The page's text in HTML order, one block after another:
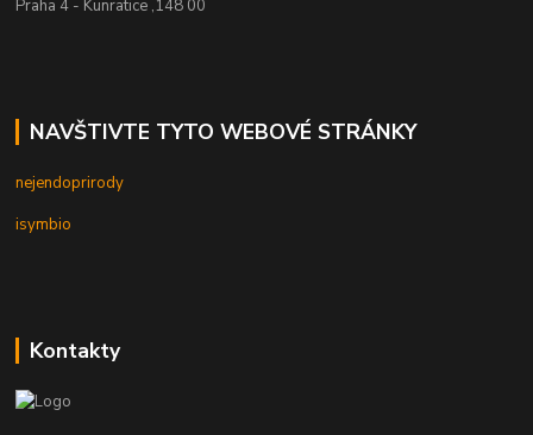
Praha 4 - Kunratice ,148 00
NAVŠTIVTE TYTO WEBOVÉ STRÁNKY
nejendoprirody
isymbio
Kontakty